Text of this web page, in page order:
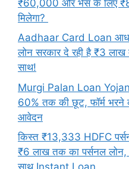
₹60,000 और भैंस के लिए
मिलेगा?
Aadhaar Card Loan
लोन सरकार दे रही है ₹3
साथ!
Murgi Palan Loan Yojana
60% तक की छूट, फॉर्म भरने
आवेदन
किस्त ₹13,333 HDFC
₹6 लाख तक का पर्सनल